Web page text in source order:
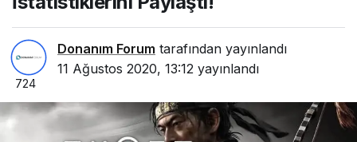
Donanım Forum tarafından yayınlandı
11 Ağustos 2020, 13:12 yayınlandı
724